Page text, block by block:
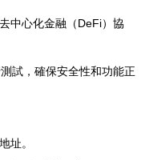
中心化金融（DeFi）協
試，確保安全性和功能正
址。